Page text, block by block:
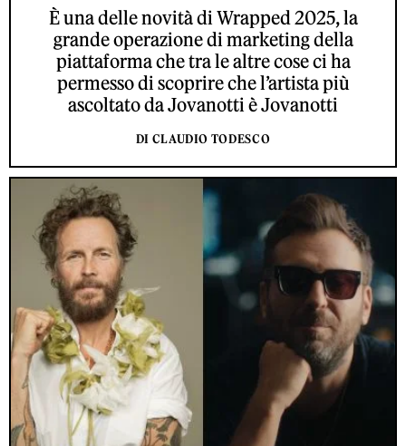
È una delle novità di Wrapped 2025, la
grande operazione di marketing della
piattaforma che tra le altre cose ci ha
permesso di scoprire che l’artista più
ascoltato da Jovanotti è Jovanotti
DI CLAUDIO TODESCO